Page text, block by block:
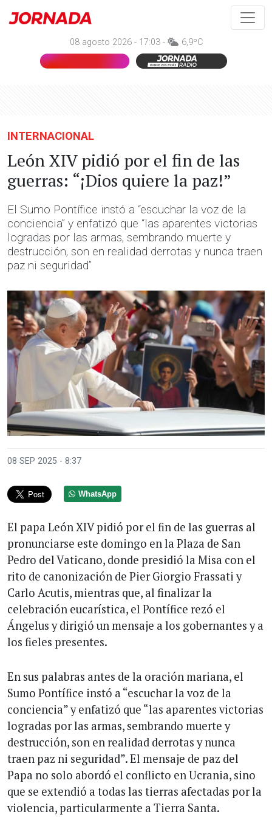
08 agosto 2026 - 17:03 - 6,9ºC
INTERNACIONAL
León XIV pidió por el fin de las
guerras: “¡Dios quiere la paz!”
El Sumo Pontífice instó a “escuchar la voz de la
conciencia” y enfatizó que “las aparentes victorias
logradas por las armas, sembrando muerte y
destrucción, son en realidad derrotas y nunca traen
paz ni seguridad”
08 SEP 2025 - 8:37
WhatsApp
El papa León XIV pidió por el fin de las guerras al
pronunciarse este domingo en la Plaza de San
Pedro del Vaticano, donde presidió la Misa con el
rito de canonización de Pier Giorgio Frassati y
Carlo Acutis, mientras que, al finalizar la
celebración eucarística, el Pontífice rezó el
Ángelus y dirigió un mensaje a los gobernantes y a
los fieles presentes.
En sus palabras antes de la oración mariana, el
Sumo Pontífice instó a “escuchar la voz de la
conciencia” y enfatizó que “las aparentes victorias
logradas por las armas, sembrando muerte y
destrucción, son en realidad derrotas y nunca
traen paz ni seguridad”. El mensaje de paz del
Papa no solo abordó el conflicto en Ucrania, sino
que se extendió a todas las tierras afectadas por la
violencia, particularmente a Tierra Santa.